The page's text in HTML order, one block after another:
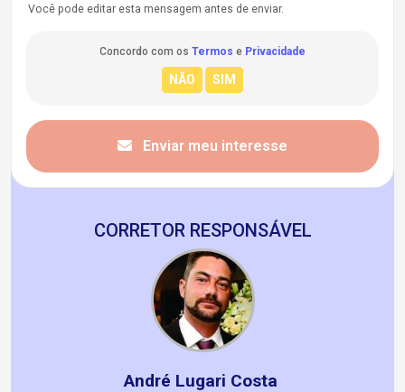
Você pode editar esta mensagem antes de enviar.
Concordo com os Termos e Privacidade
Enviar meu interesse
CORRETOR RESPONSÁVEL
André Lugari Costa